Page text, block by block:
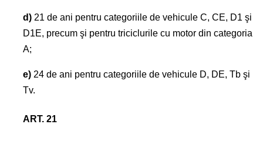
d)21 de ani pentru categoriile de vehicule C, CE, D1 şi
D1E, precum şi pentru triciclurile cu motor din categoria
A;
e)24 de ani pentru categoriile de vehicule D, DE, Tb şi
Tv.
ART. 21